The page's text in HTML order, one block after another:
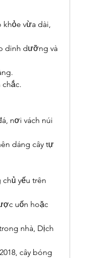
khỏe vừa dài,
dinh dưỡng và
chắc.
nơi vách núi
dáng cây tự
yếu trên
uốn hoặc
nhà, Dịch
cây bóng